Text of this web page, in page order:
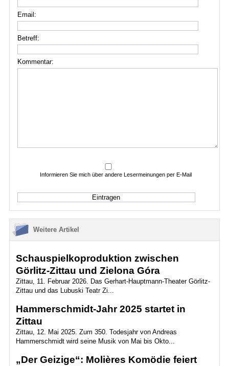
Email:
Betreff:
Kommentar:
Informieren Sie mich über andere Lesermeinungen per E-Mail
Weitere Artikel
Schauspielkoproduktion zwischen
Görlitz-Zittau und Zielona Góra
Zittau, 11. Februar 2026. Das Gerhart-Hauptmann-Theater Görlitz-
Zittau und das Lubuski Teatr Zi...
Hammerschmidt-Jahr 2025 startet in
Zittau
Zittau, 12. Mai 2025. Zum 350. Todesjahr von Andreas
Hammerschmidt wird seine Musik von Mai bis Okto...
„Der Geizige“: Molières Komödie feiert